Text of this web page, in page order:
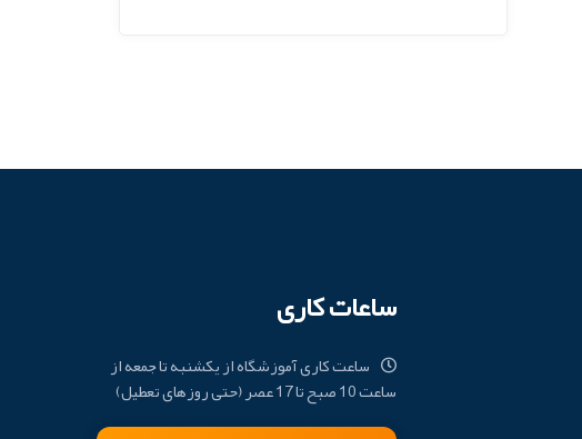
ساعات کاری
ساعت کاری آموزشگاه از یکشنبه تا جمعه از
ساعت 10 صبح تا 17 عصر (حتی روزهای تعطیل)